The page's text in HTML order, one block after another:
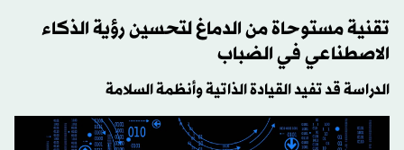
تقنية مستوحاة من الدماغ لتحسين رؤية الذكاء
الاصطناعي في الضباب
الدراسة قد تفيد القيادة الذاتية وأنظمة السلامة